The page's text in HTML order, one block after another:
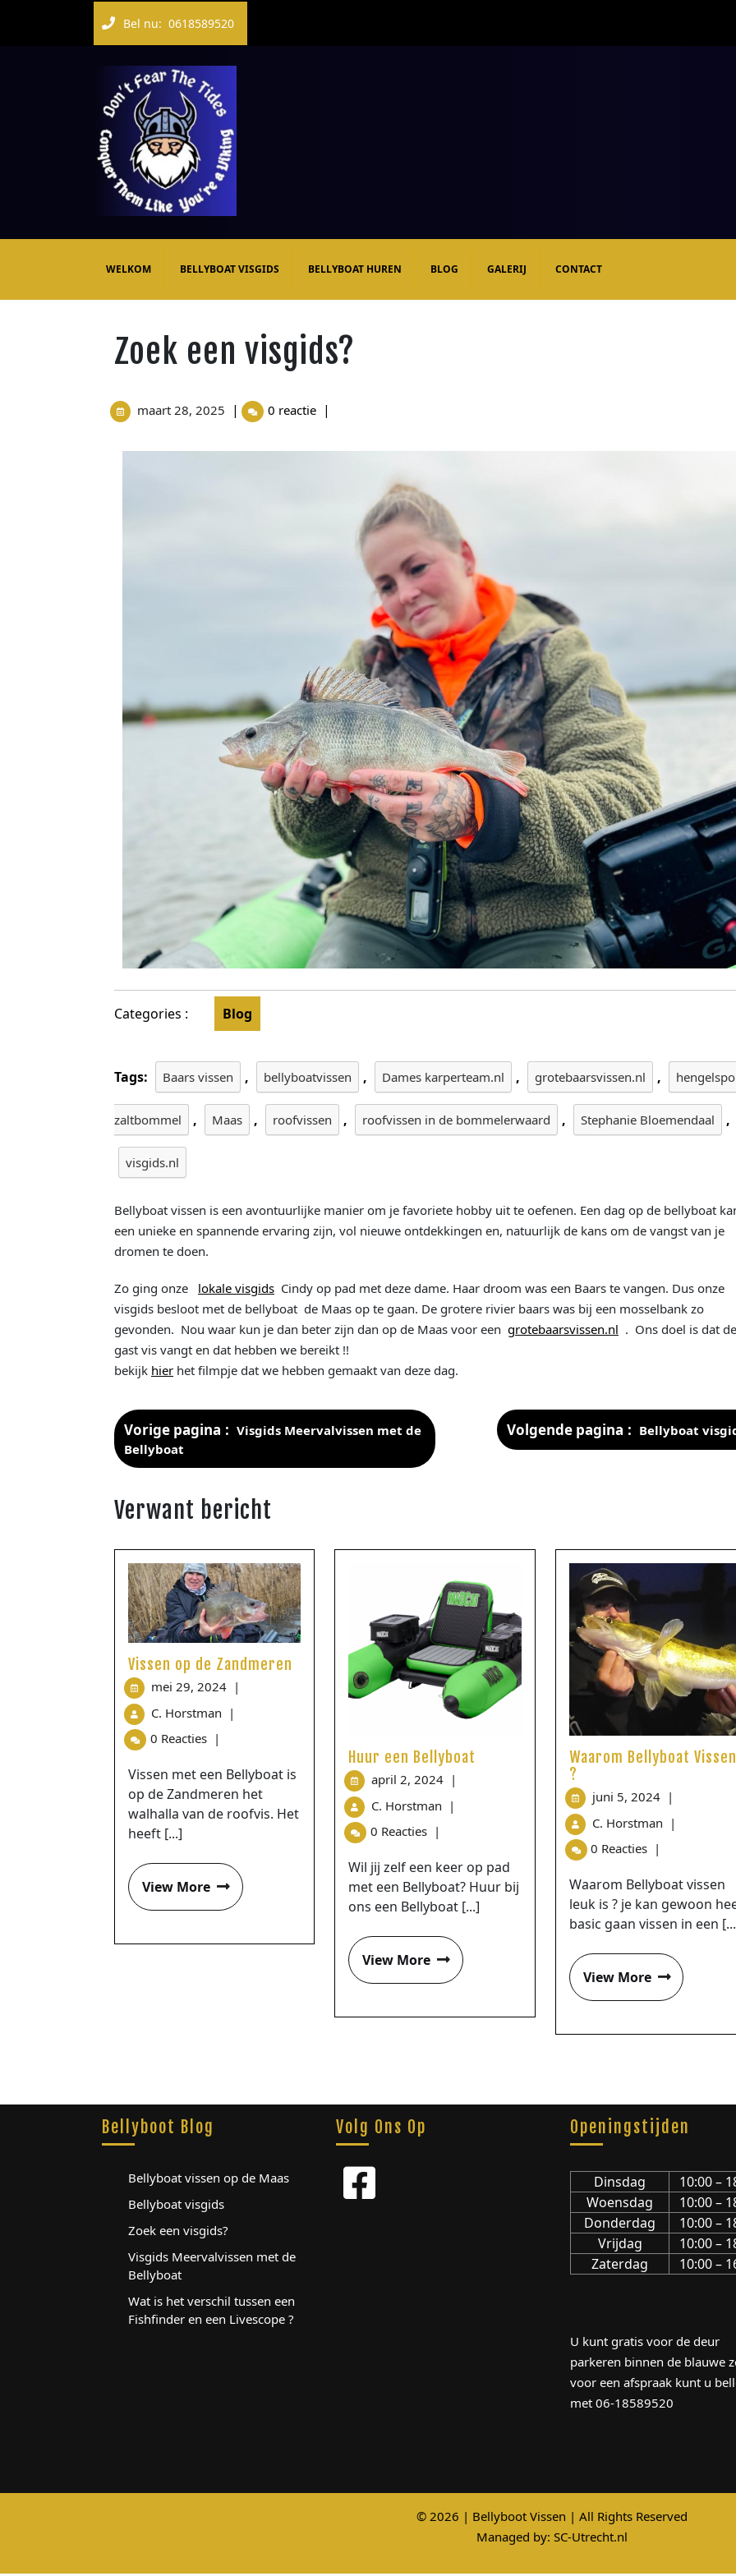
Bel nu: 0618589520
WELKOM BELLYBOAT VISGIDS BELLYBOAT HUREN BLOG GALERIJ CONTACT
Zoek een visgids?
maart 28, 2025 | 0 reactie |
Categories : Blog
Tags: Baars vissen , bellyboatvissen , Dames karperteam.nl , grotebaarsvissen.nl ,
zaltbommel , Maas , roofvissen , roofvissen in de bommelerwaard , Stephanie Bloemendaal ,
visgids.nl
Bellyboat vissen is een avontuurlijke manier om je favoriete hobby uit te oefenen. Een dag op de bellyboat
een unieke en spannende ervaring zijn, vol nieuwe ontdekkingen en, natuurlijk de kans om de vangst van je
dromen te doen.
Zo ging onze lokale visgids Cindy op pad met deze dame. Haar droom was een Baars te vangen. Dus onze
visgids besloot met de bellyboat de Maas op te gaan. De grotere rivier baars was bij een mosselbank zo
gevonden. Nou waar kun je dan beter zijn dan op de Maas voor een grotebaarsvissen.nl . Ons doel is dat de
gast vis vangt en dat hebben we bereikt !!
bekijk hier het filmpje dat we hebben gemaakt van deze dag.
Vorige pagina
Visgids Meervalvissen met de
Bellyboat
Volgende pagina Bellyboat
Verwant bericht
Vissen op de Zandmeren
mei 29, 2024 |
C. Horstman |
0 Reacties |
Vissen met een Bellyboat is
op de Zandmeren het
walhalla van de roofvis. Het
heeft [...]
View More
Huur een Bellyboat
april 2, 2024 |
C. Horstman |
0 Reacties |
Wil jij zelf een keer op pad
met een Bellyboat? Huur bij
ons een Bellyboat [...]
View More
Waarom Bellyboat Vissen
?
juni 5, 2024 |
C. Horstman |
0 Reacties |
Waarom Bellyboat vissen
leuk is ? je kan gewoon
basic gaan vissen in een
View More
Bellyboot Blog
Bellyboat vissen op de Maas
Bellyboat visgids
Zoek een visgids?
Visgids Meervalvissen met de
Bellyboat
Wat is het verschil tussen een
Fishfinder en een Livescope ?
Volg Ons Op Openingstijden
Dinsdag
10:00 –
Woensdag
10:00 –
Donderdag
10:00 –
Vrijdag
10:00 –
Zaterdag
10:00 –
U kunt gratis voor de deur
parkeren binnen de blauwe
voor een afspraak kunt u
met 06-18589520
© 2026 | Bellyboot Vissen | All Rights Reserved
Managed by: SC-Utrecht.nl